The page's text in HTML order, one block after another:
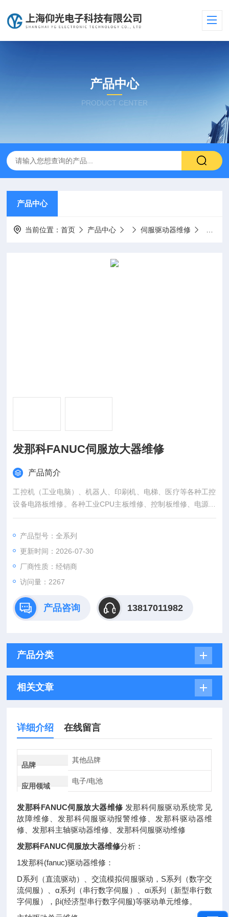
产品中心
PRODUCT CENTER
产品中心
当前位置：首页 产品中心 伺服驱动器维修
发那科FANUC伺服放大器维修
产品简介
工控机（工业电脑）、机器人、印刷机、电梯、医疗等各种工控
设备电路板维修。各种工业CPU主板维修、控制板维修、电源板
维修、I/O板维修、通讯显示板维修等，变频器维修、驱动器维
修、仪器仪表维修、PLC维修、工业显示屏维修、工业触摸屏维
修 发那科FANUC伺服放大器维修
产品型号：全系列
更新时间：2026-07-30
厂商性质：经销商
访问量：2267
产品咨询 13817011982
产品分类
相关文章
详细介绍 在线留言
品牌
其他品牌
应用领域
电子/电池
发那科FANUC伺服放大器维修 发那科伺服驱动系统常见
故障维修、发那科伺服驱动报警维修、发那科驱动器维
修、发那科主轴驱动器维修、发那科伺服驱动维修
发那科FANUC伺服放大器维修分析：
1发那科(fanuc)驱动器维修：
D系列（直流驱动）、交流模拟伺服驱动，S系列（数字交
流伺服）、α系列（串行数字伺服）、αi系列（新型串行数
字伺服），βi(经济型串行数字伺服)等驱动单元维修。